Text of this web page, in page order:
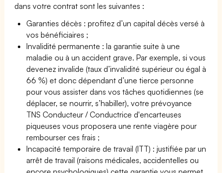
dans votre contrat sont les suivantes :
Garanties décès : profitez d’un capital décès versé à
vos bénéficiaires ;
Invalidité permanente : la garantie suite à une
maladie ou à un accident grave. Par exemple, si vous
devenez invalide (taux d’invalidité supérieur ou égal à
66 %) et donc dépendant d’une tierce personne
pour vous assister dans vos tâches quotidiennes (se
déplacer, se nourrir, s’habiller), votre prévoyance
TNS Conducteur / Conductrice d'encarteuses
piqueuses vous proposera une rente viagère pour
rembourser ces frais ;
Incapacité temporaire de travail (ITT) : justifiée par un
arrêt de travail (raisons médicales, accidentelles ou